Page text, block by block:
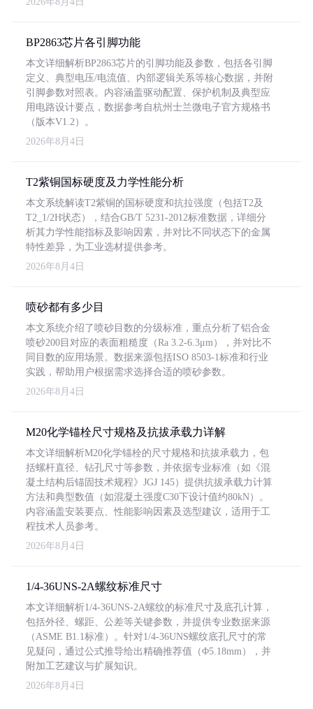
BP2863芯片各引脚功能
本文详细解析BP2863芯片的引脚功能及参数，包括各引脚
定义、典型电压/电流值、内部逻辑关系等核心数据，并附
引脚参数对照表。内容涵盖驱动配置、保护机制及典型应
用电路设计要点，数据参考自杭州士兰微电子官方规格书
（版本V1.2）。
2026年8月4日
T2紫铜国标硬度及力学性能分析
本文系统解读T2紫铜的国标硬度和抗拉强度（包括T2及
T2_1/2H状态），结合GB/T 5231-2012标准数据，详细分
析其力学性能指标及影响因素，并对比不同状态下的金属
特性差异，为工业选材提供参考。
2026年8月4日
喷砂都有多少目
本文系统介绍了喷砂目数的分级标准，重点分析了铝合金
喷砂200目对应的表面粗糙度（Ra 3.2-6.3μm），并对比不
同目数的应用场景。数据来源包括ISO 8503-1标准和行业
实践，帮助用户根据需求选择合适的喷砂参数。
2026年8月4日
M20化学锚栓尺寸规格及抗拔承载力详解
本文详细解析M20化学锚栓的尺寸规格和抗拔承载力，包
括螺杆直径、钻孔尺寸等参数，并依据专业标准（如《混
凝土结构后锚固技术规程》JGJ 145）提供抗拔承载力计算
方法和典型数值（如混凝土强度C30下设计值约80kN）。
内容涵盖安装要点、性能影响因素及选型建议，适用于工
程技术人员参考。
2026年8月4日
1/4-36UNS-2A螺纹标准尺寸
本文详细解析1/4-36UNS-2A螺纹的标准尺寸及底孔计算，
包括外径、螺距、公差等关键参数，并提供专业数据来源
（ASME B1.1标准）。针对1/4-36UNS螺纹底孔尺寸的常
见疑问，通过公式推导给出精确推荐值（Φ5.18mm），并
附加工艺建议与扩展知识。
2026年8月4日